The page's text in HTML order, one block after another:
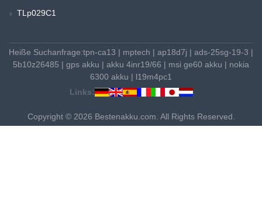
TLp029C1
Heiße Suchanfrage:tpn-ca13 | mptech | ap18d7j | ads-25sg-19-3 |
5b10z26485 | gps akku | akku 4inr19/66 | msi ge60 akku | nokia
6300 akku | l19m4pc1
Links:
Copyright © 2026 Bestenakku.com. All Rights Reserved.